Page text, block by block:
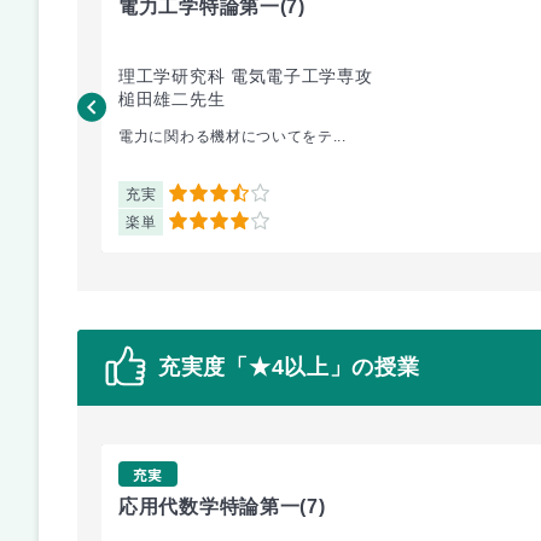
電力工学特論第一(7)
理工学研究科 電気電子工学専攻
槌田雄二先生
電力に関わる機材についてをテ...
充実 3.5
楽単 4
充実度「★4以上」の授業
充実
応用代数学特論第一(7)